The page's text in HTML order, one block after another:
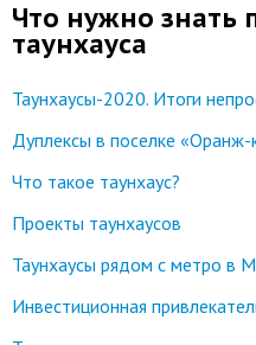
Что нужно знать
таунхауса
Таунхаусы-2020. Итоги
Дуплексы в поселке «Оранж-
Что такое таунхаус?
Проекты таунхаусов
Таунхаусы рядом с метро в
Инвестиционная